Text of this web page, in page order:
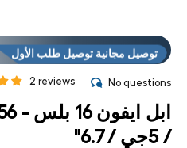
توصيل مجانية توصيل طلب الأول
العروض فوق
إكسبريس في نفس
2 reviews No questions
/ 5جي / 6.7"